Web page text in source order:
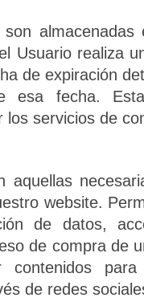
almacenadas
Usuario realiza
de expiración
esa fecha.
los servicios de
website.
de datos,
de compra de
contenidos
de redes